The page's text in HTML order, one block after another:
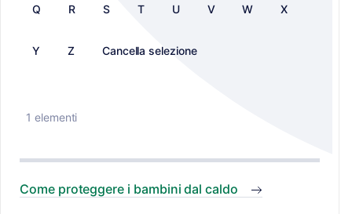
Q R S T U V W X
Y Z Cancella selezione
1 elementi
Come proteggere i bambini dal caldo